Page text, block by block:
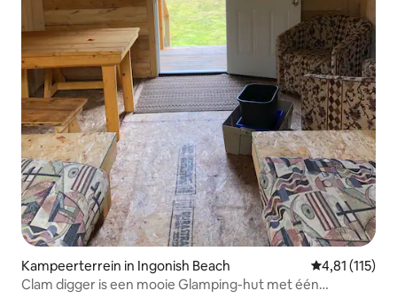
Kampeerterrein in Ingonish Beach Gemiddelde
4,81 (115)
Clam digger is een mooie Glamping-hut met één